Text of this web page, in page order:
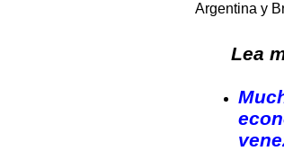
Argentina y
Lea